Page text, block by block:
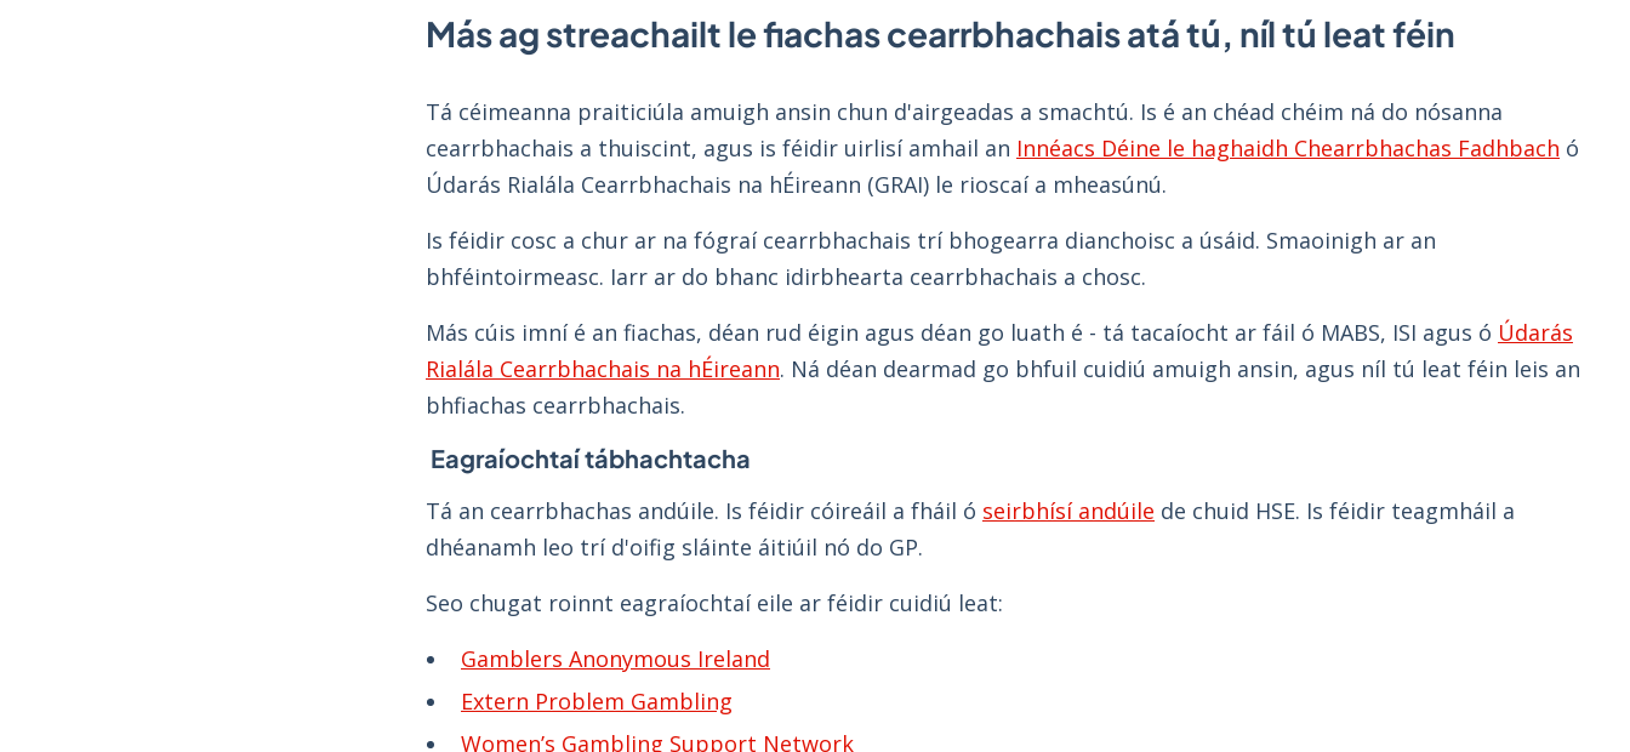
Más ag streachailt le fiachas cearrbhachais atá tú, níl tú leat féin
Tá céimeanna praiticiúla amuigh ansin chun d'airgeadas a smachtú. Is é an chéad chéim ná do nósanna
cearrbhachais a thuiscint, agus is féidir uirlisí amhail an Innéacs Déine le haghaidh Chearrbhachas Fadhbach ó
Údarás Rialála Cearrbhachais na hÉireann (GRAI) le rioscaí a mheasúnú.
Is féidir cosc a chur ar na fógraí cearrbhachais trí bhogearra dianchoisc a úsáid. Smaoinigh ar an
bhféintoirmeasc. Iarr ar do bhanc idirbhearta cearrbhachais a chosc.
Más cúis imní é an fiachas, déan rud éigin agus déan go luath é - tá tacaíocht ar fáil ó MABS, ISI agus ó Údarás
Rialála Cearrbhachais na hÉireann. Ná déan dearmad go bhfuil cuidiú amuigh ansin, agus níl tú leat féin leis an
bhfiachas cearrbhachais.
Eagraíochtaí tábhachtacha
Tá an cearrbhachas andúile. Is féidir cóireáil a fháil ó seirbhísí andúile de chuid HSE. Is féidir teagmháil a
dhéanamh leo trí d'oifig sláinte áitiúil nó do GP.
Seo chugat roinnt eagraíochtaí eile ar féidir cuidiú leat:
Gamblers Anonymous Ireland
Extern Problem Gambling
Women’s Gambling Support Network